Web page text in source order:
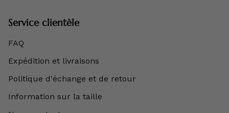
Service clientèle
FAQ
Expédition et livraisons
Politique d'échange et de retour
Information sur la taille